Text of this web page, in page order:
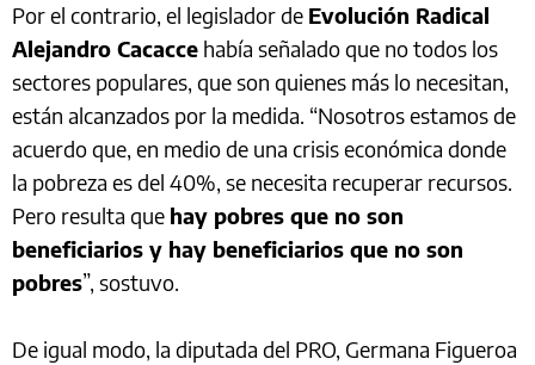
Por el contrario, el legislador de Evolución Radical
Alejandro Cacacce había señalado que no todos los
sectores populares, que son quienes más lo necesitan,
están alcanzados por la medida. “Nosotros estamos de
acuerdo que, en medio de una crisis económica donde
la pobreza es del 40%, se necesita recuperar recursos.
Pero resulta que hay pobres que no son
beneficiarios y hay beneficiarios que no son
pobres”, sostuvo.
De igual modo, la diputada del PRO, Germana Figueroa